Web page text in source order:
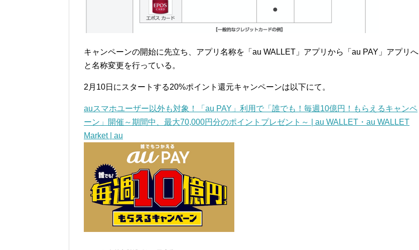
キャンペーンの開始に先立ち、アプリ名称を「au WALLET」アプリから「au PAY」アプリへ
と名称変更を行っている。
2月10日にスタートする20%ポイント還元キャンペーンは以下にて。
auスマホユーザー以外も対象！「au PAY」利用で「誰でも！毎週10億円！もらえるキャンペ
ーン」開催～期間中、最大70,000円分のポイントプレゼント～ | au WALLET・au WALLET
Market | au